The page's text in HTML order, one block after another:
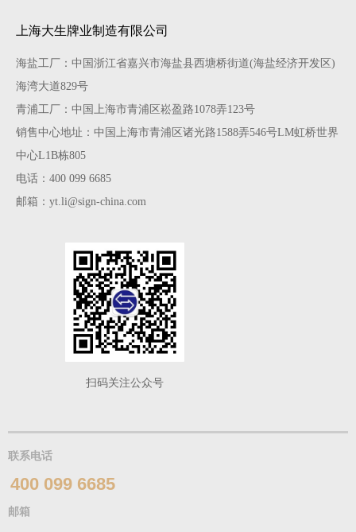
联系电话
400 099 6685
扫码关注公众号
邮箱
上海大生牌业制造有限公司
海盐工厂：中国浙江省嘉兴市海盐县西塘桥街道(海盐经济开发区)
海湾大道829号
青浦工厂：中国上海市青浦区崧盈路1078弄123号
销售中心地址：中国上海市青浦区诸光路1588弄546号LM虹桥世界
中心L1B栋805
电话：400 099 6685
邮箱：yt.li@sign-china.com